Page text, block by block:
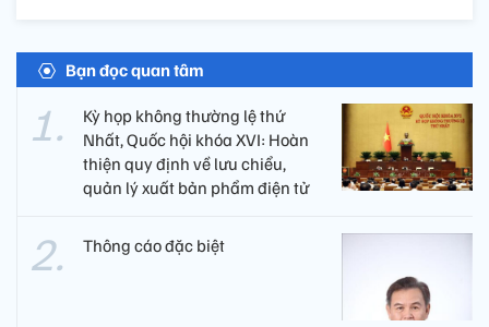
Bạn đọc quan tâm
Kỳ họp không thường lệ thứ
Nhất, Quốc hội khóa XVI: Hoàn
thiện quy định về lưu chiểu,
quản lý xuất bản phẩm điện tử
Thông cáo đặc biệt